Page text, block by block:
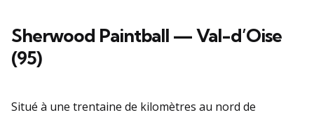
Sherwood Paintball — Val-d’Oise
(95)
Situé à une trentaine de kilomètres au nord de